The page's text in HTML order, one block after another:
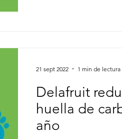
Delafruit
huella de
año
21 sept 2022 1 min de lectura